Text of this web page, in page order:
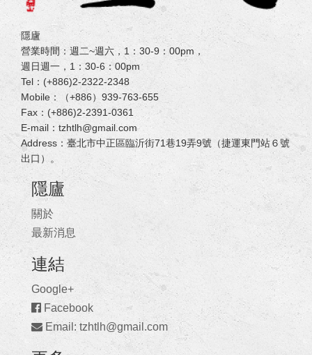
隱廬
營業時間：週二~週六，1：30-9：00pm，
週日週一，1：30-6：00pm
Tel：(+886)2-2322-2348
Mobile：（+886）939-763-655
Fax：(+886)2-2391-0361
E-mail：tzhtlh@gmail.com
Address：臺北市中正區臨沂街71巷19弄9號（捷運東門站６號
出口）。
隱廬
關於
最新消息
連結
Google+
Facebook
Email: tzhtlh@gmail.com